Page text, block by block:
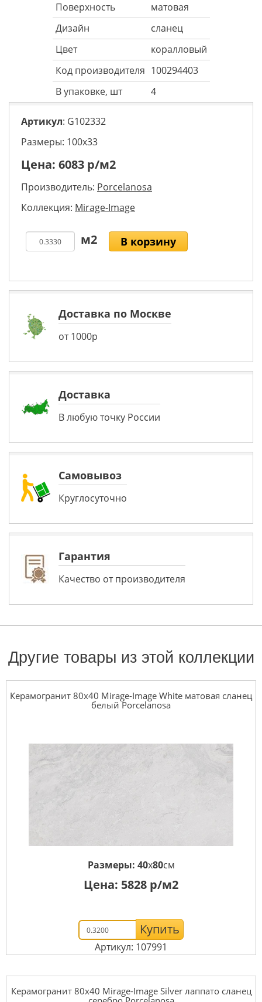
Поверхность
матовая
Дизайн
сланец
Цвет
коралловый
Код производителя 100294403
В упаковке, шт
4
Артикул: G102332
Размеры: 100х33
Цена: 6083 р/м2
Производитель: Porcelanosa
Коллекция: Mirage-Image
В корзину
Доставка по Москве
от 1000р
Доставка
В любую точку России
Самовывоз
Круглосуточно
Гарантия
Качество от производителя
Другие товары из этой коллекции
Керамогранит 80x40 Mirage-Image White матовая сланец
белый Porcelanosa
Размеры: 40x80см
Цена: 5828 р/м2
Купить
Артикул: 107991
Керамогранит 80x40 Mirage-Image Silver лаппато сланец